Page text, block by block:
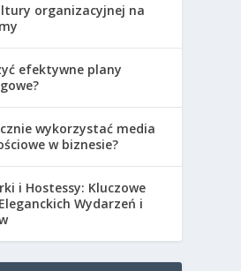
organizacyjnej na
efektywne plany
wykorzystać media
w biznesie?
i Hostessy: Kluczowe
Wydarzeń i